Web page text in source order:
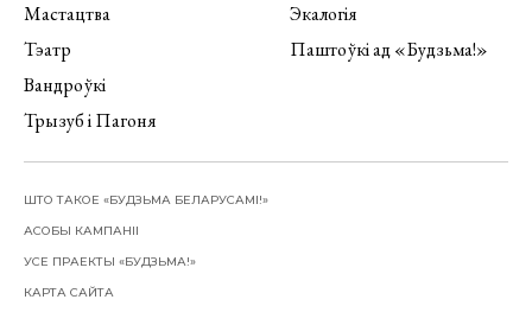
Мастацтва
Тэатр
Вандроўкі
Трызуб і Пагоня
Экалогія
Паштоўкі ад «Будзьма!»
ШТО ТАКОЕ «БУДЗЬМА БЕЛАРУСАМІ!»
АСОБЫ КАМПАНІІ
УСЕ ПРАЕКТЫ «БУДЗЬМА!»
КАРТА САЙТА